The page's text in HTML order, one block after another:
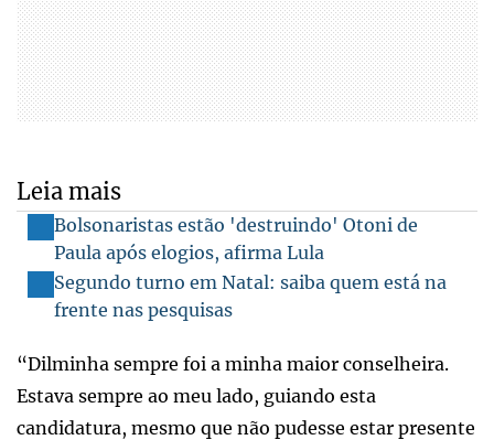
Leia mais
Bolsonaristas estão 'destruindo' Otoni de
Paula após elogios, afirma Lula
Segundo turno em Natal: saiba quem está na
frente nas pesquisas
“Dilminha sempre foi a minha maior conselheira.
Estava sempre ao meu lado, guiando esta
candidatura, mesmo que não pudesse estar presente